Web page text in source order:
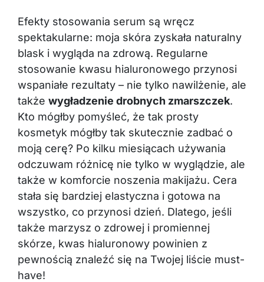
Efekty stosowania serum są wręcz
spektakularne: moja skóra zyskała naturalny
blask i wygląda na zdrową. Regularne
stosowanie kwasu hialuronowego przynosi
wspaniałe rezultaty – nie tylko nawilżenie, ale
także wygładzenie drobnych zmarszczek.
Kto mógłby pomyśleć, że tak prosty
kosmetyk mógłby tak skutecznie zadbać o
moją cerę? Po kilku miesiącach używania
odczuwam różnicę nie tylko w wyglądzie, ale
także w komforcie noszenia makijażu. Cera
stała się bardziej elastyczna i gotowa na
wszystko, co przynosi dzień. Dlatego, jeśli
także marzysz o zdrowej i promiennej
skórze, kwas hialuronowy powinien z
pewnością znaleźć się na Twojej liście must-
have!